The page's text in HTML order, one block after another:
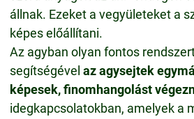
állnak. Ezeket a vegyületeket a
képes előállítani.
Az agyban olyan fontos
segítségével az agysejtek
képesek, finomhangolást
idegkapcsolatokban, amelyek a